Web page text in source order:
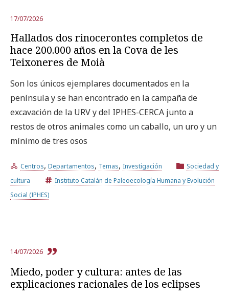
17/07/2026
Hallados dos rinocerontes completos de
hace 200.000 años en la Cova de les
Teixoneres de Moià
Son los únicos ejemplares documentados en la
península y se han encontrado en la campaña de
excavación de la URV y del IPHES-CERCA junto a
restos de otros animales como un caballo, un uro y un
mínimo de tres osos
Centros, Departamentos, Temas, Investigación
Sociedad y
cultura
Instituto Catalán de Paleoecología Humana y Evolución
Social (IPHES)
14/07/2026
Miedo, poder y cultura: antes de las
explicaciones racionales de los eclipses